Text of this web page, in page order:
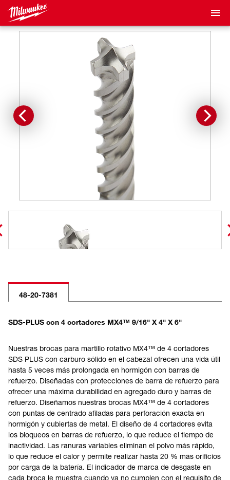
48-20-7381
SDS-PLUS con 4 cortadores MX4™ 9/16" X 4" X 6"
Nuestras brocas para martillo rotativo MX4™ de 4 cortadores
SDS PLUS con carburo sólido en el cabezal ofrecen una vida útil
hasta 5 veces más prolongada en hormigón con barras de
refuerzo. Diseñadas con protecciones de barra de refuerzo para
ofrecer una máxima durabilidad en agregado duro y barras de
refuerzo. Diseñamos nuestras brocas MX4™ de 4 cortadores
con puntas de centrado afiladas para perforación exacta en
hormigón y cubiertas de metal. El diseño de 4 cortadores evita
los bloqueos en barras de refuerzo, lo que reduce el tiempo de
inactividad. Las ranuras variables eliminan el polvo más rápido,
lo que reduce el calor y permite realizar hasta 20 % más orificios
por carga de la batería. El indicador de marca de desgaste en
cada broca le muestra cuando ya no cumplen con el requisito de